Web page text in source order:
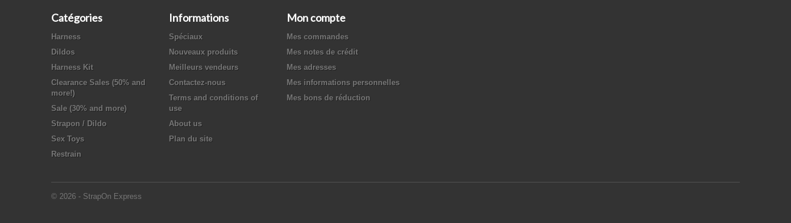
Catégories
Harness
Dildos
Harness Kit
Clearance Sales (50% and
more!)
Sale (30% and more)
Strapon / Dildo
Sex Toys
Restrain
Informations
Spéciaux
Nouveaux produits
Meilleurs vendeurs
Contactez-nous
Terms and conditions of
use
About us
Plan du site
© 2026 - StrapOn Express
Mon compte
Mes commandes
Mes notes de crédit
Mes adresses
Mes informations personnelles
Mes bons de réduction